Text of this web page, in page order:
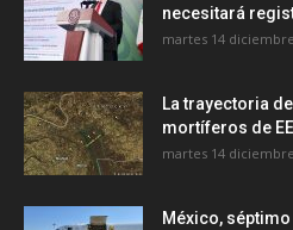
necesitará
martes 14
La trayectoria
mortíferos de
martes 14
México,